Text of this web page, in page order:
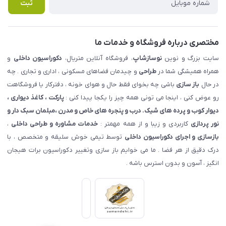
ثبت
مختصری درباره فروشگاه و خدمات ما
سایت بزرگ و نویننوسازشاپ، فروشگاه آنلاین متریال، دکوراسیون داخلی و
همراه همیشگی شما درطراحی و چیدمان فضاهای مسکونی ، اداری و تجاری . چه
در حال باز سازی باشی چه بخوای فقط حال و هوای خونه ، دفترکار یا فروشگاهت
رو عوض کنی ، اینجا می تونی همه چیز را یکجا پیدا کنی :پارکت ، کاغذ دیواری ،
دیوار کوب و پرده های شیک. درب و پنجره های خاص و مدرن ،مبلمان سبک دار و
نور پردازی کاربردی و زیبا و از همه مهمتر : خدمات مشاوره و طراحی داخلی ،
بازسازی و اجرای دکوراسیون داخلی توسط تیمی خوش سلیقه و متخصص ، با
درک دقیق از هر فضا . ما می خوایم باز سازی وتغییر دکوراسیون برات هیجان
انگیز ، آسون و بدون استرس باشه .